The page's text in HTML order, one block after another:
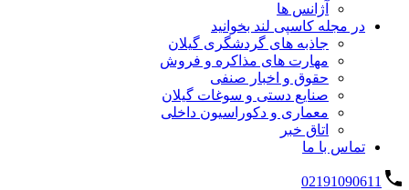
آژانس ها
در مجله کاسپی لند بخوانید
جاذبه های گردشگری گیلان
مهارت های مذاکره و فروش
حقوق و اخبار صنفی
صنایع دستی و سوغات گیلان
معماری و دکوراسیون داخلی
اتاق خبر
تماس با ما
02191090611